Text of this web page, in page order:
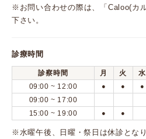
※お問い合わせの際は、「Caloo(カ
下さい。
診療時間
診察時間 月 火 水
09:00 ~ 12:00
● ● ●
09:00 ~ 17:00
15:00 ~ 19:00 ● ●
※水曜午後、日曜・祭日は休診となり